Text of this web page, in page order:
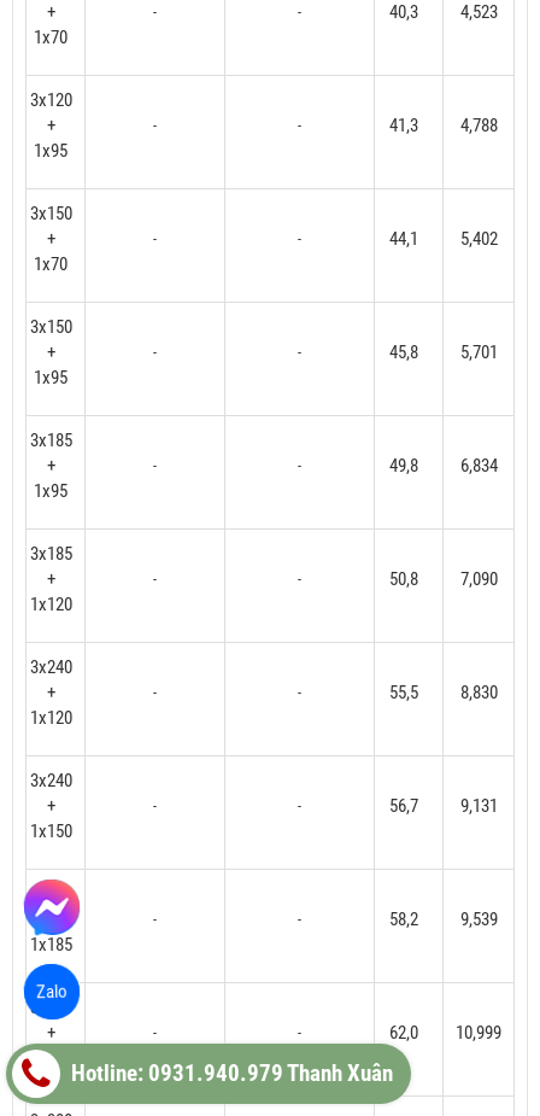
+
1x70
- - 40,3 4,523
3x120
+
1x95
- - 41,3 4,788
3x150
+
1x70
- - 44,1 5,402
3x150
+
1x95
- - 45,8 5,701
3x185
+
1x95
- - 49,8 6,834
3x185
+
1x120
- - 50,8 7,090
3x240
+
1x120
- - 55,5 8,830
3x240
+
1x150
- - 56,7 9,131
3x240
+
1x185
- - 58,2 9,539
3x300
+
1x150
- - 62,0 10,999
Hotline: 0931.940.979 Thanh Xuân
Zalo